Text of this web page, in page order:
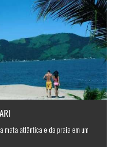
mata atlântica e da praia em um